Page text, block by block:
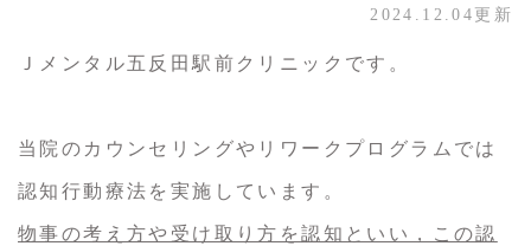
2024.12.04更新
Ｊメンタル五反田駅前クリニックです。
当院のカウンセリングやリワークプログラムでは
認知行動療法を実施しています。
物事の考え方や受け取り方を認知といい，この認